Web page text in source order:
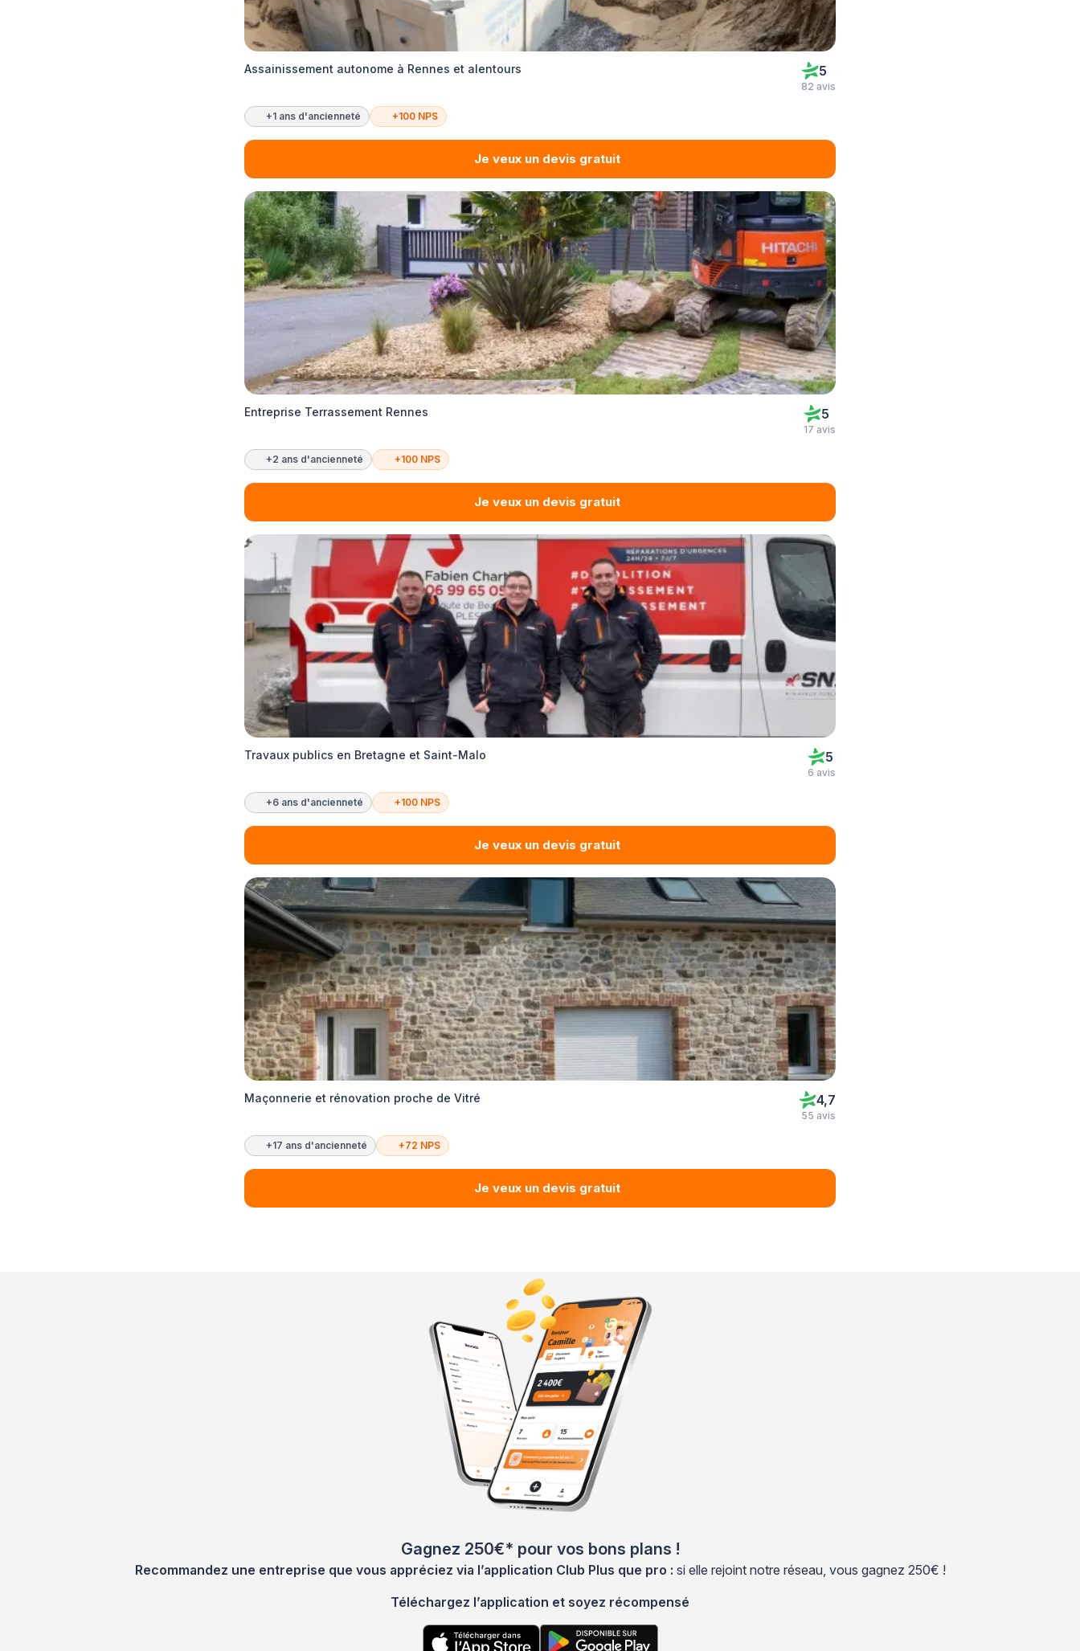
Assainissement autonome à Rennes et alentours 5
82 avis
+1 ans d'ancienneté +100 NPS
Je veux un devis gratuit
Entreprise Terrassement Rennes 5
17 avis
+2 ans d'ancienneté +100 NPS
Je veux un devis gratuit
Travaux publics en Bretagne et Saint-Malo 5
6 avis
+6 ans d'ancienneté +100 NPS
Je veux un devis gratuit
Maçonnerie et rénovation proche de Vitré 4,7
55 avis
+17 ans d'ancienneté +72 NPS
Je veux un devis gratuit
Gagnez 250€* pour vos bons plans !
Recommandez une entreprise que vous appréciez via l’application Club Plus que pro : si elle rejoint notre réseau, vous gagnez 250€ !
Téléchargez l’application et soyez récompensé